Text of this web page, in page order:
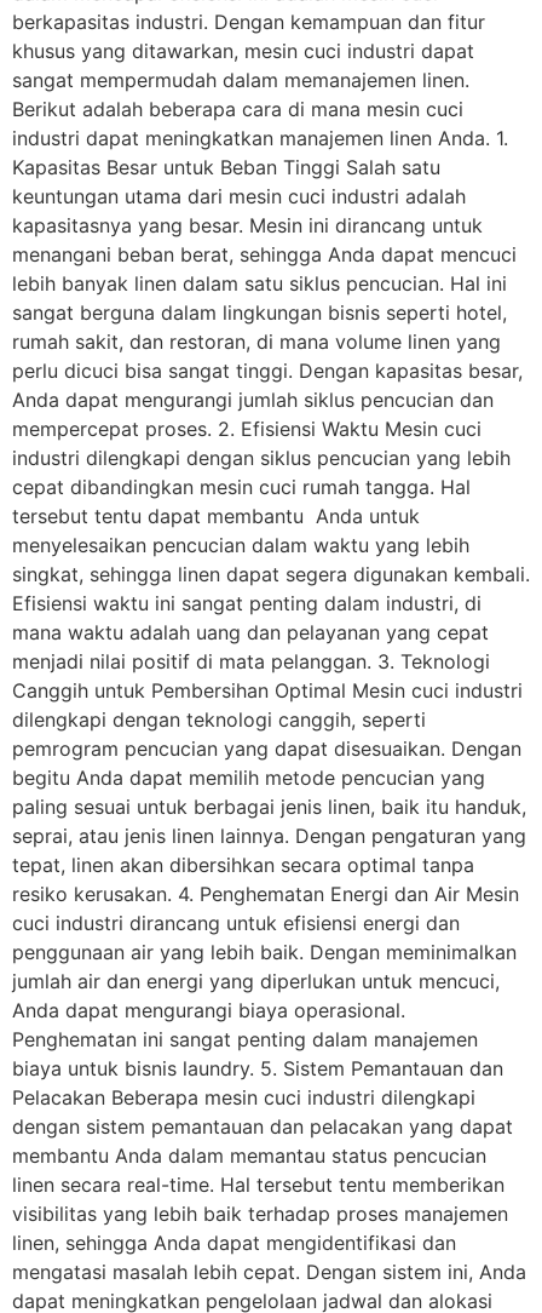
berkapasitas industri. Dengan kemampuan dan fitur
khusus yang ditawarkan, mesin cuci industri dapat
sangat mempermudah dalam memanajemen linen.
Berikut adalah beberapa cara di mana mesin cuci
industri dapat meningkatkan manajemen linen Anda. 1.
Kapasitas Besar untuk Beban Tinggi Salah satu
keuntungan utama dari mesin cuci industri adalah
kapasitasnya yang besar. Mesin ini dirancang untuk
menangani beban berat, sehingga Anda dapat mencuci
lebih banyak linen dalam satu siklus pencucian. Hal ini
sangat berguna dalam lingkungan bisnis seperti hotel,
rumah sakit, dan restoran, di mana volume linen yang
perlu dicuci bisa sangat tinggi. Dengan kapasitas besar,
Anda dapat mengurangi jumlah siklus pencucian dan
mempercepat proses. 2. Efisiensi Waktu Mesin cuci
industri dilengkapi dengan siklus pencucian yang lebih
cepat dibandingkan mesin cuci rumah tangga. Hal
tersebut tentu dapat membantu Anda untuk
menyelesaikan pencucian dalam waktu yang lebih
singkat, sehingga linen dapat segera digunakan kembali.
Efisiensi waktu ini sangat penting dalam industri, di
mana waktu adalah uang dan pelayanan yang cepat
menjadi nilai positif di mata pelanggan. 3. Teknologi
Canggih untuk Pembersihan Optimal Mesin cuci industri
dilengkapi dengan teknologi canggih, seperti
pemrogram pencucian yang dapat disesuaikan. Dengan
begitu Anda dapat memilih metode pencucian yang
paling sesuai untuk berbagai jenis linen, baik itu handuk,
seprai, atau jenis linen lainnya. Dengan pengaturan yang
tepat, linen akan dibersihkan secara optimal tanpa
resiko kerusakan. 4. Penghematan Energi dan Air Mesin
cuci industri dirancang untuk efisiensi energi dan
penggunaan air yang lebih baik. Dengan meminimalkan
jumlah air dan energi yang diperlukan untuk mencuci,
Anda dapat mengurangi biaya operasional.
Penghematan ini sangat penting dalam manajemen
biaya untuk bisnis laundry. 5. Sistem Pemantauan dan
Pelacakan Beberapa mesin cuci industri dilengkapi
dengan sistem pemantauan dan pelacakan yang dapat
membantu Anda dalam memantau status pencucian
linen secara real-time. Hal tersebut tentu memberikan
visibilitas yang lebih baik terhadap proses manajemen
linen, sehingga Anda dapat mengidentifikasi dan
mengatasi masalah lebih cepat. Dengan sistem ini, Anda
dapat meningkatkan pengelolaan jadwal dan alokasi